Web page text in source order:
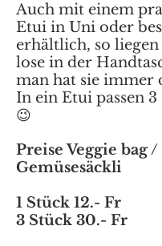
Auch mit einem
Etui in Uni oder
erhältlich, so
lose in der
man hat sie immer
In ein Etui passen
😉
Preise Veggie bag /
Gemüsesäckli
1 Stück 12.- Fr
3 Stück 30.- Fr